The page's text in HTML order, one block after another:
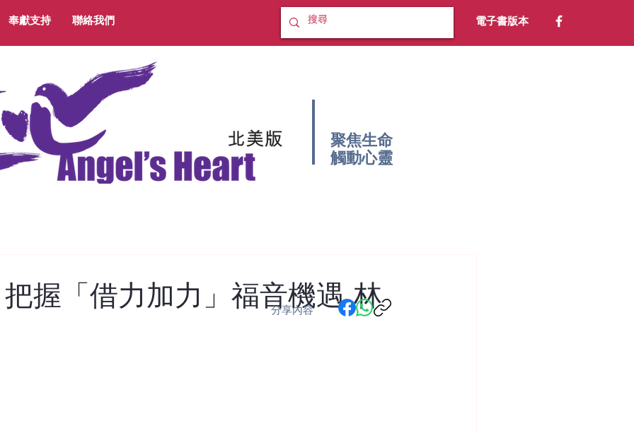
奉獻支持 聯絡我們 電子書版本
聚焦生命
​觸動心靈
握「借力加力」福音機遇 林
分享內容